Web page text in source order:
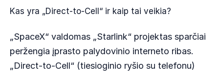
Kas yra „Direct-to-Cell“ ir kaip tai veikia?
„SpaceX“ valdomas „Starlink“ projektas sparčiai
peržengia įprasto palydovinio interneto ribas.
„Direct-to-Cell“ (tiesioginio ryšio su telefonu)